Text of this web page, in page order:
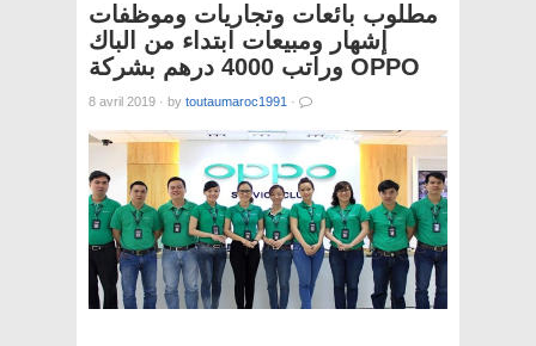
مطلوب بائعات وتجاريات وموظفات
إشهار ومبيعات ابتداء من الباك
وراتب 4000 درهم بشركة OPPO
8 avril 2019 · by toutaumaroc1991 ·